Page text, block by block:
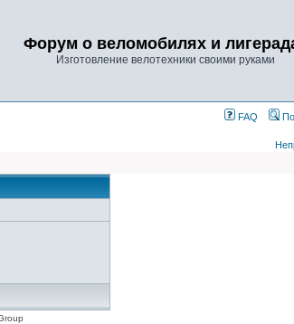
Форум о веломобилях и
Изготовление велотехники своими руками
FAQ